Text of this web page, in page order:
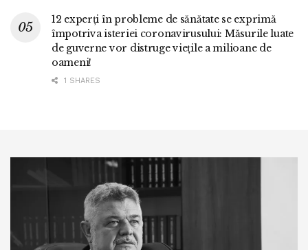
12 experți în probleme de sănătate se exprimă
împotriva isteriei coronavirusului: Măsurile luate
de guverne vor distruge viețile a milioane de
oameni!
1 SHARES